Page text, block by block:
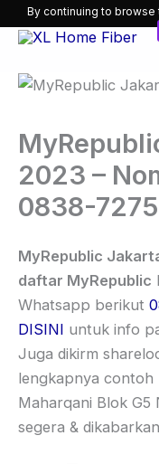
Skip
2023 –
0838-
MyRepublic
daftar MyRepublic
Whatsapp berikut
DISINI untuk info
Juga dikirm
lengkapnya contoh
Maharqani Blok G5
segera &
By continuing to